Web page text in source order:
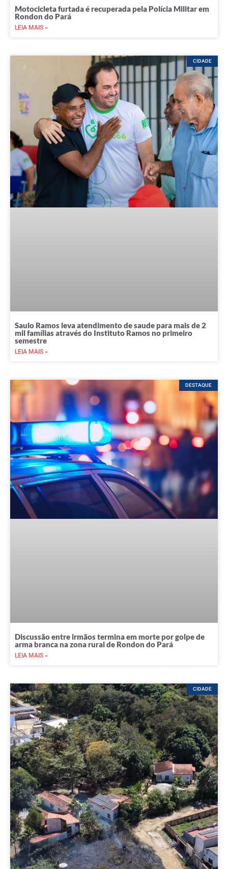
Motocicleta furtada é recuperada pela Polícia Militar em
Rondon do Pará
LEIA MAIS »
CIDADE
Saulo Ramos leva atendimento de saude para mais de 2
mil famílias através do Instituto Ramos no primeiro
semestre
LEIA MAIS »
DESTAQUE
Discussão entre irmãos termina em morte por golpe de
arma branca na zona rural de Rondon do Pará
LEIA MAIS »
CIDADE